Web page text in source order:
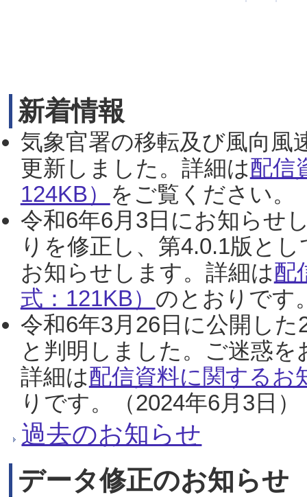
新着情報
気象官署の移転及び風向風
更新しました。詳細は配信
124KB） をご覧ください。
令和6年6月3日にお知らせ
りを修正し、第4.0.1版と
お知らせします。詳細は配
式：121KB） のとおりです
令和6年3月26日に公開し
と判明しました。ご迷惑
詳細は配信資料に関するお
りです。（2024年6月3日）
過去のお知らせ
データ修正のお知らせ